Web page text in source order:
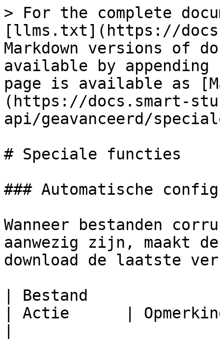
> For the complete
[llms.txt](https://
Markdown versions of
available by
page is available as
(https://docs.smart-
api/geavanceerd/
# Speciale functies
### Automatische
Wanneer bestanden
aanwezig zijn, maakt
download de laatste
| Bestand
| Actie      |